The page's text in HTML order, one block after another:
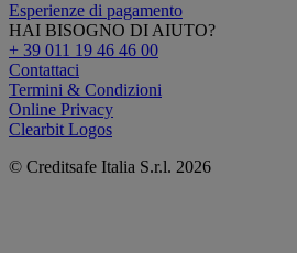
Esperienze di pagamento
HAI BISOGNO DI AIUTO?
+ 39 011 19 46 46 00
Contattaci
Termini & Condizioni
Online Privacy
Clearbit Logos
© Creditsafe Italia S.r.l. 2026